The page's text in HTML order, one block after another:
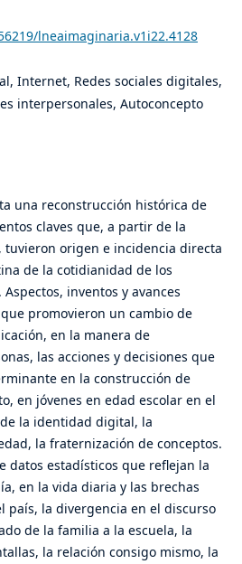
lneaimaginaria.v1i22.4128
Internet, Redes sociales digitales,
interpersonales, Autoconcepto
una reconstrucción histórica de
claves que, a partir de la
origen e incidencia directa
de la cotidianidad de los
inventos y avances
promovieron un cambio de
en la manera de
las acciones y decisiones que
en la construcción de
en jóvenes en edad escolar en el
la identidad digital, la
la fraternización de conceptos.
datos estadísticos que reflejan la
en la vida diaria y las brechas
país, la divergencia en el discurso
de la familia a la escuela, la
la relación consigo mismo, la